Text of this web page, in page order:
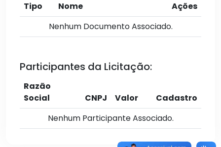
Tipo Nome
Ações
Nenhum Documento Associado.
Participantes da Licitação:
Razão
Social
CNPJ Valor
Cadastro
Nenhum Participante Associado.